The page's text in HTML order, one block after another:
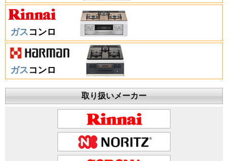
ガス コンロ
ガス コンロ
取り扱いメーカー